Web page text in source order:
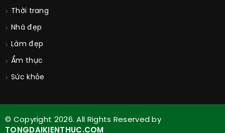
Thời trang
Nhà đẹp
Làm đẹp
Ẩm thực
Sức khỏe
© Copyright 2026. All Rights Reserved by
TONGDAIKIENTHUC.COM